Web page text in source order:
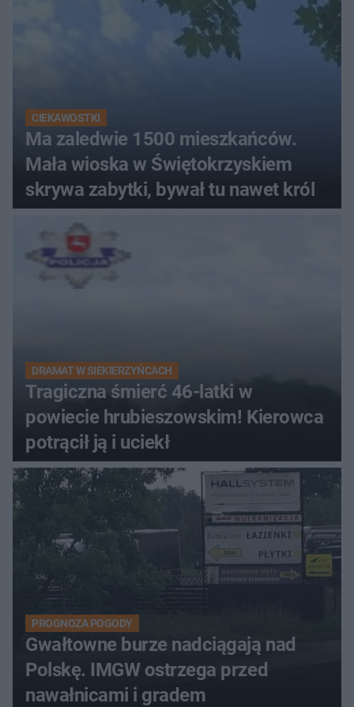
CIEKAWOSTKI
Ma zaledwie 1500 mieszkańców.
Mała wioska w Świętokrzyskiem
skrywa zabytki, bywał tu nawet król
DRAMAT W SIEKIERZYŃCACH
Tragiczna śmierć 46-latki w
powiecie hrubieszowskim! Kierowca
potrącił ją i uciekł
PROGNOZA POGODY
Gwałtowne burze nadciągają nad
Polskę. IMGW ostrzega przed
nawałnicami i gradem